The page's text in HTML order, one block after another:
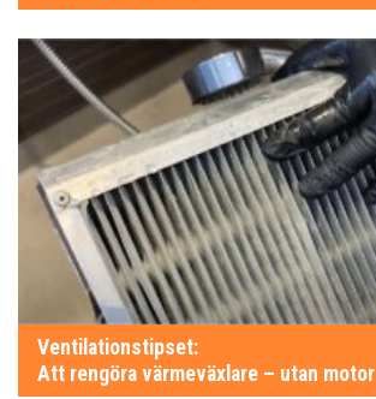
Ventilationstipset:
Att rengöra värmeväxlare – utan motor